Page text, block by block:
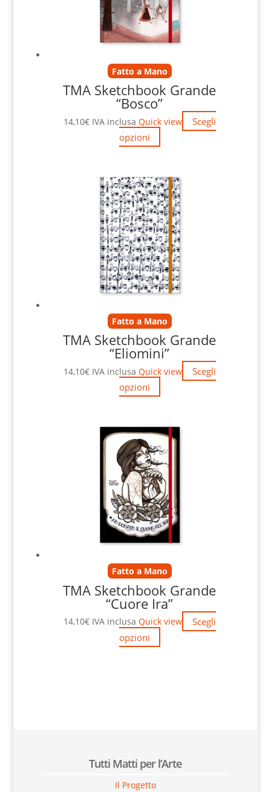
Fatto a Mano
TMA Sketchbook Grande
“Bosco”
14,10€ IVA inclusa Quick view
Scegli
opzioni
Fatto a Mano
TMA Sketchbook Grande
“Eliomini”
14,10€ IVA inclusa Quick view
Scegli
opzioni
Fatto a Mano
TMA Sketchbook Grande
“Cuore Ira”
14,10€ IVA inclusa Quick view
Scegli
opzioni
Tutti Matti per l’Arte
Il Progetto